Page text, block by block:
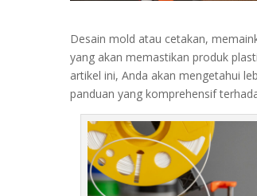
Desain mold atau cetakan,
yang akan memastikan produk
artikel ini, Anda akan mengetahui
panduan yang komprehensif